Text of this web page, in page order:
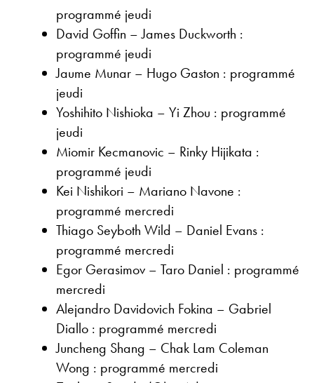
programmé jeudi
David Goffin – James Duckworth :
programmé jeudi
Jaume Munar – Hugo Gaston : programmé
jeudi
Yoshihito Nishioka – Yi Zhou : programmé
jeudi
Miomir Kecmanovic – Rinky Hijikata :
programmé jeudi
Kei Nishikori – Mariano Navone :
programmé mercredi
Thiago Seyboth Wild – Daniel Evans :
programmé mercredi
Egor Gerasimov – Taro Daniel : programmé
mercredi
Alejandro Davidovich Fokina – Gabriel
Diallo : programmé mercredi
Juncheng Shang – Chak Lam Coleman
Wong : programmé mercredi